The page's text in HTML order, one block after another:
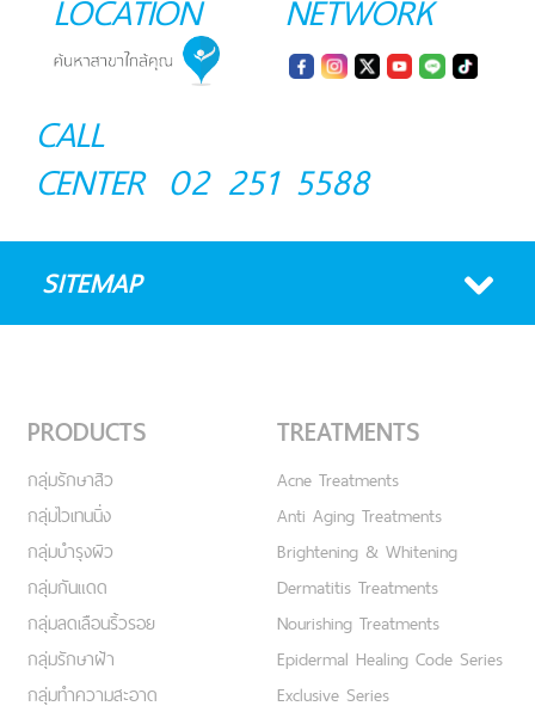
CALL
CENTER 02 251 5588
SITEMAP
PRODUCTS
กลุ่มรักษาสิว
กลุ่มไวเทนนิ่ง
กลุ่มบำรุงผิว
กลุ่มกันแดด
กลุ่มลดเลือนริ้วรอย
กลุ่มรักษาฝ้า
กลุ่มทำความสะอาด
TREATMENTS
Acne Treatments
Anti Aging Treatments
Brightening & Whitening
Dermatitis Treatments
Nourishing Treatments
Epidermal Healing Code Series
Exclusive Series